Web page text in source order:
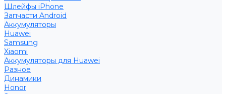
Шлейфы iPhone
Запчасти Android
Аккумуляторы
Huawei
Samsung
Xiaomi
Аккумуляторы для Huawei
Разное
Динамики
Honor